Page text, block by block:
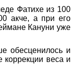
Фатихе из 100
акче, а при его
Кануни уже
обесценилось и
коррекции веса и